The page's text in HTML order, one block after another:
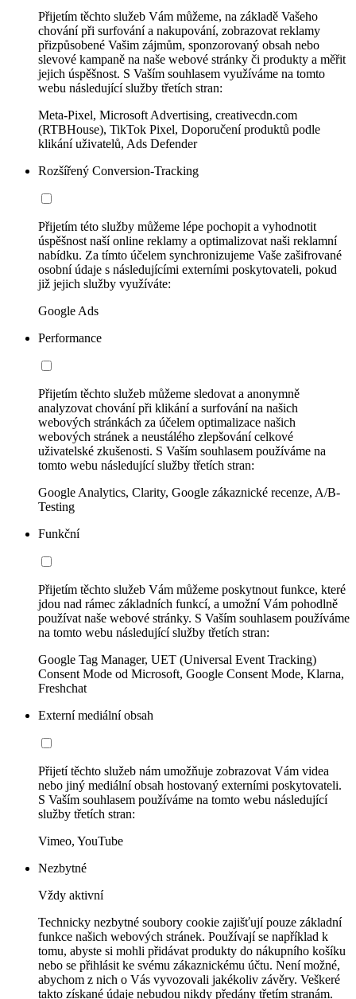
Přijetím těchto služeb Vám můžeme, na základě Vašeho
chování při surfování a nakupování, zobrazovat reklamy
přizpůsobené Vašim zájmům, sponzorovaný obsah nebo
slevové kampaně na naše webové stránky či produkty a měřit
jejich úspěšnost. S Vaším souhlasem využíváme na tomto
webu následující služby třetích stran:
Meta-Pixel, Microsoft Advertising, creativecdn.com
(RTBHouse), TikTok Pixel, Doporučení produktů podle
klikání uživatelů, Ads Defender
Rozšířený Conversion-Tracking
Přijetím této služby můžeme lépe pochopit a vyhodnotit
úspěšnost naší online reklamy a optimalizovat naši reklamní
nabídku. Za tímto účelem synchronizujeme Vaše zašifrované
osobní údaje s následujícími externími poskytovateli, pokud
již jejich služby využíváte:
Google Ads
Performance
Přijetím těchto služeb můžeme sledovat a anonymně
analyzovat chování při klikání a surfování na našich
webových stránkách za účelem optimalizace našich
webových stránek a neustálého zlepšování celkové
uživatelské zkušenosti. S Vaším souhlasem používáme na
tomto webu následující služby třetích stran:
Google Analytics, Clarity, Google zákaznické recenze, A/B-
Testing
Funkční
Přijetím těchto služeb Vám můžeme poskytnout funkce, které
jdou nad rámec základních funkcí, a umožní Vám pohodlně
používat naše webové stránky. S Vaším souhlasem používáme
na tomto webu následující služby třetích stran:
Google Tag Manager, UET (Universal Event Tracking)
Consent Mode od Microsoft, Google Consent Mode, Klarna,
Freshchat
Externí mediální obsah
Přijetí těchto služeb nám umožňuje zobrazovat Vám videa
nebo jiný mediální obsah hostovaný externími poskytovateli.
S Vaším souhlasem používáme na tomto webu následující
služby třetích stran:
Vimeo, YouTube
Nezbytné
Vždy aktivní
Technicky nezbytné soubory cookie zajišťují pouze základní
funkce našich webových stránek. Používají se například k
tomu, abyste si mohli přidávat produkty do nákupního košíku
nebo se přihlásit ke svému zákaznickému účtu. Není možné,
abychom z nich o Vás vyvozovali jakékoliv závěry. Veškeré
takto získané údaje nebudou nikdy předány třetím stranám.